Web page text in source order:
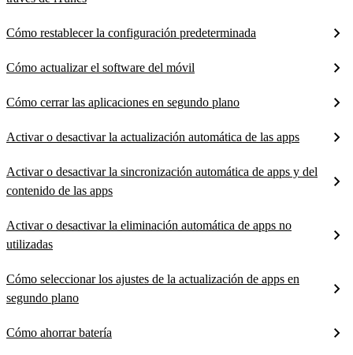
Cómo restablecer la configuración predeterminada
Cómo actualizar el software del móvil
Cómo cerrar las aplicaciones en segundo plano
Activar o desactivar la actualización automática de las apps
Activar o desactivar la sincronización automática de apps y del
contenido de las apps
Activar o desactivar la eliminación automática de apps no
utilizadas
Cómo seleccionar los ajustes de la actualización de apps en
segundo plano
Cómo ahorrar batería